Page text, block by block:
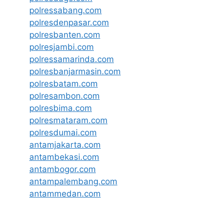
polressabang.com
polresdenpasar.com
polresbanten.com
polresjambi.com
polressamarinda.com
polresbanjarmasin.com
polresbatam.com
polresambon.com
polresbima.com
polresmataram.com
polresdumai.com
antamjakarta.com
antambekasi.com
antambogor.com
antampalembang.com
antammedan.com